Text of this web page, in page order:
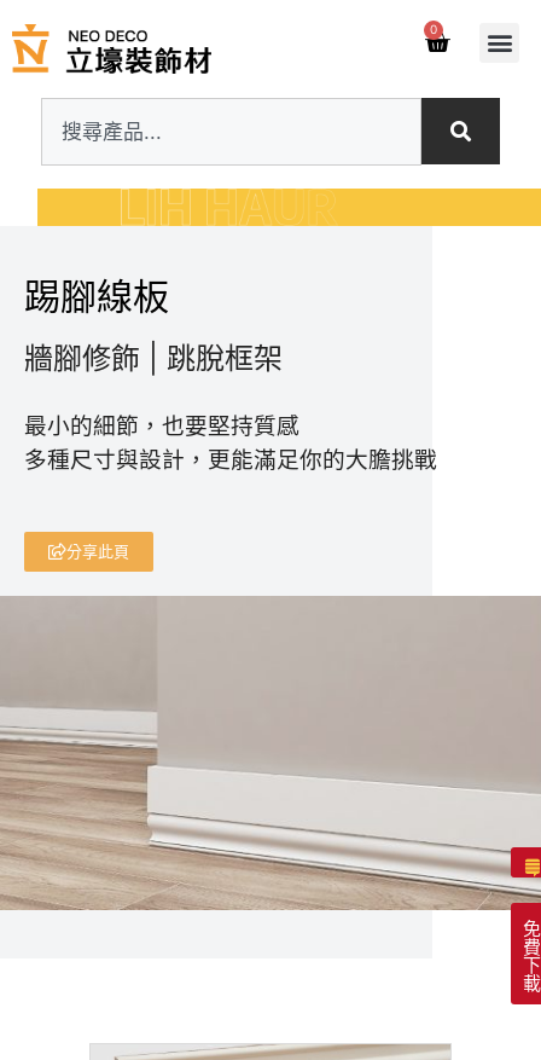
0
踢腳線板
牆腳修飾 | 跳脫框架
最小的細節，也要堅持質感
多種尺寸與設計，更能滿足你的大膽挑戰
分享此頁
免
費
下
載